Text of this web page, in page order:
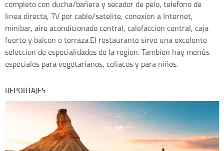
completo con ducha/bañera y secador de pelo, telefono de
linea directa, TV por cable/satelite, conexion a Internet,
minibar, aire acondicionado central, calefaccion central, caja
fuerte y balcon o terraza.El restaurante sirve una excelente
seleccion de especialidades de la region. Tambien hay menús
especiales para vegetarianos, celiacos y para niños.
REPORTAJES